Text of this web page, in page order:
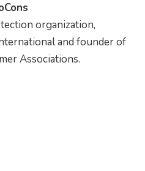
organization,
and founder of
Associations.